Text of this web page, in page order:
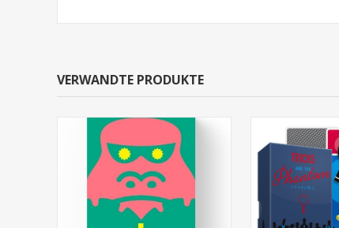
VERWANDTE PRODUKTE